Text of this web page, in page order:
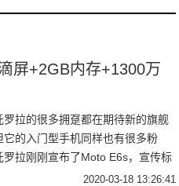
屏+2GB内存+1300万
罗拉的很多拥趸都在期待新的旗舰
它的入门型手机同样也有很多粉
罗拉刚刚宣布了Moto E6s，宣传标
生活变得更加简单”，由于定位中低
2020-03-18 13:26:41